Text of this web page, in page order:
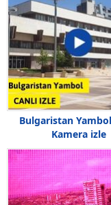
Bulgaristan
Kamera izle